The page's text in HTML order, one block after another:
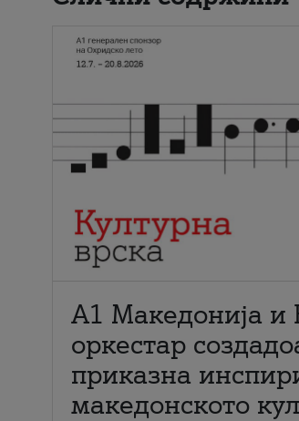
А1 Македонија и
оркестар
приказна
македонското